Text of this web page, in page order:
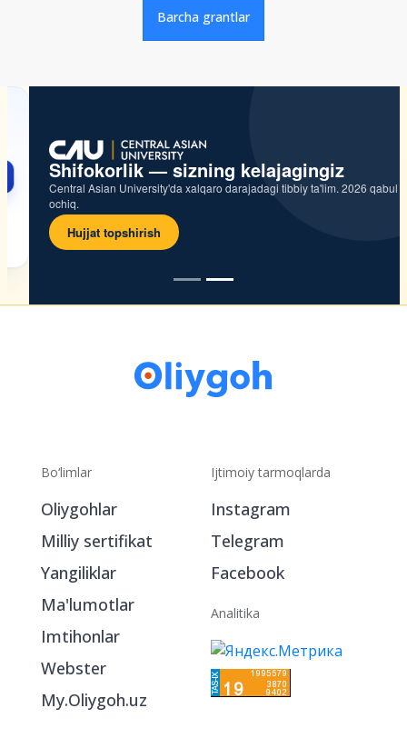
Barcha grantlar
Shifokorlik — sizning kelajagingiz
Central Asian University'da xalqaro darajadagi tibbiy ta'lim. 2026 qabul
ochiq.
Hujjat topshirish
Bo‘limlar
Oliygohlar
Milliy sertifikat
Yangiliklar
Ma'lumotlar
Imtihonlar
Webster
My.Oliygoh.uz
Ijtimoiy tarmoqlarda
Instagram
Telegram
Facebook
Analitika